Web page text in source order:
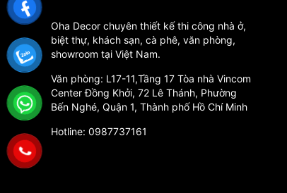
Oha Decor chuyên thiết kế thi công nhà ở,
biệt thự, khách sạn, cà phê, văn phòng,
showroom tại Việt Nam.
Văn phòng: L17-11,Tầng 17 Tòa nhà Vincom
Center Đồng Khởi, 72 Lê Thánh, Phường
Bến Nghé, Quận 1, Thành phố Hồ Chí Minh
Hotline: 0987737161